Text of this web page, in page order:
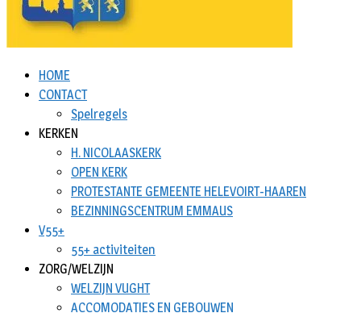
HOME
CONTACT
Spelregels
KERKEN
H. NICOLAASKERK
OPEN KERK
PROTESTANTE GEMEENTE HELEVOIRT-HAAREN
BEZINNINGSCENTRUM EMMAUS
V55+
55+ activiteiten
ZORG/WELZIJN
WELZIJN VUGHT
ACCOMODATIES EN GEBOUWEN